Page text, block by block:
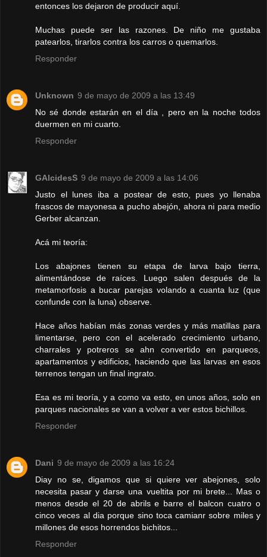
entonces los dejaron de producir aquí.
Muchas puede ser las razones. De niño me gustaba
patearlos, tirarlos contra los carros o quemarlos.
Responder
Unknown 9 de mayo de 2009 a las 13:49
No sé donde estarán en el día , pero en la noche todos
duermen en mi cuarto.
Responder
GAlcidesS 9 de mayo de 2009 a las 14:06
Justo el lunes iba a postear de esto, pues yo llenaba
frascos de mayonesa a pucho abejón, ahora ni para medio
Gerber alcanzan.
Acá mi teoría:
Los abajones tienen su etapa de larva bajo tierra,
alimentándose de raíces. Luego salen después de la
metamorfosis a bucar parejas volando a cuanta luz (que
confunde con la luna) observe.
Hace años habían más zonas verdes y más matillas para
limentarse, pero con el acelerado crecimiento urbano,
charrales y potreros se ahn convertido en parqueos,
apartamentos y edificios, haciendo que las larvas en esos
terrenos tengan un final ingrato.
Esa es mi teoría, y a como va esto, en unos años, solo en
parques nacionales se van a volver a ver estos bichillos.
Responder
Dani 9 de mayo de 2009 a las 16:24
Diay no se, digamos que si quiere ver abejones, solo
necesita pasar y darse una vueltita por mi brete... Mas o
menos desde el 20 de abrils e barre el balcon cuatro o
cinco veces al dia porque sino toca camianr sobre miles y
millones de esos horrendos bichitos...
Responder